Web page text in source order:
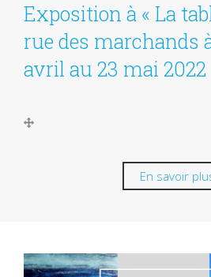
Exposition à « La
rue des marchands
avril au 23 mai 2022
En savoir